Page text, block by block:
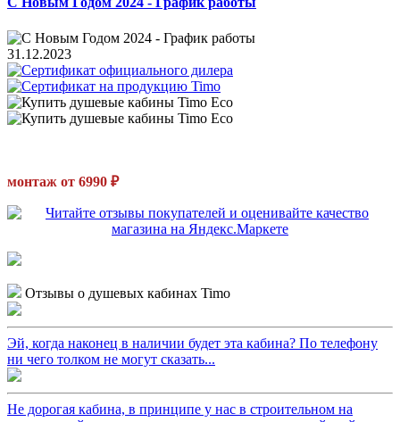
31.12.2023
монтаж от 6990 ₽
Отзывы о душевых кабинах Timo
Эй, когда наконец в наличии будет эта кабина? По телефону
ни чего толком не могут сказать...
Не дорогая кабина, в принципе у нас в строительном на